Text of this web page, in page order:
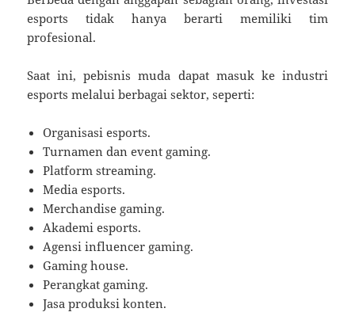
esports tidak hanya berarti memiliki tim
profesional.
Saat ini, pebisnis muda dapat masuk ke industri
esports melalui berbagai sektor, seperti:
Organisasi esports.
Turnamen dan event gaming.
Platform streaming.
Media esports.
Merchandise gaming.
Akademi esports.
Agensi influencer gaming.
Gaming house.
Perangkat gaming.
Jasa produksi konten.